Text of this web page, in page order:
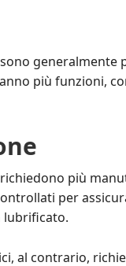
generalmente
più funzioni,
più
per
lubrificato.
al contrario,